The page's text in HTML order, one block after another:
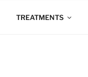
TREATMENTS